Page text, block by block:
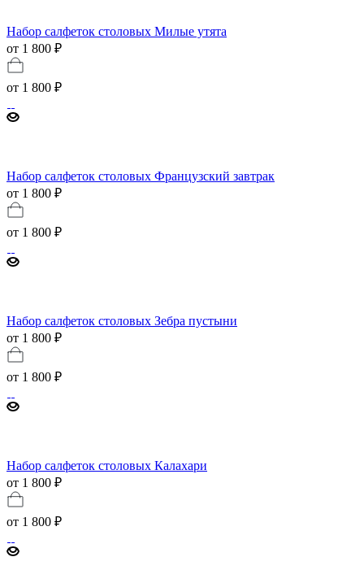
Набор салфеток столовых Милые утята
от 1 800 ₽
от 1 800 ₽
Набор салфеток столовых Французский завтрак
от 1 800 ₽
от 1 800 ₽
Набор салфеток столовых Зебра пустыни
от 1 800 ₽
от 1 800 ₽
Набор салфеток столовых Калахари
от 1 800 ₽
от 1 800 ₽